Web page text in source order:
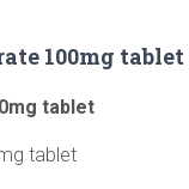
100mg tablet
tablet
tablet